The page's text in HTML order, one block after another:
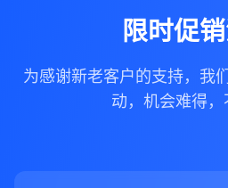
限时促
为感谢新老客户的支持，我
动，机会难得，